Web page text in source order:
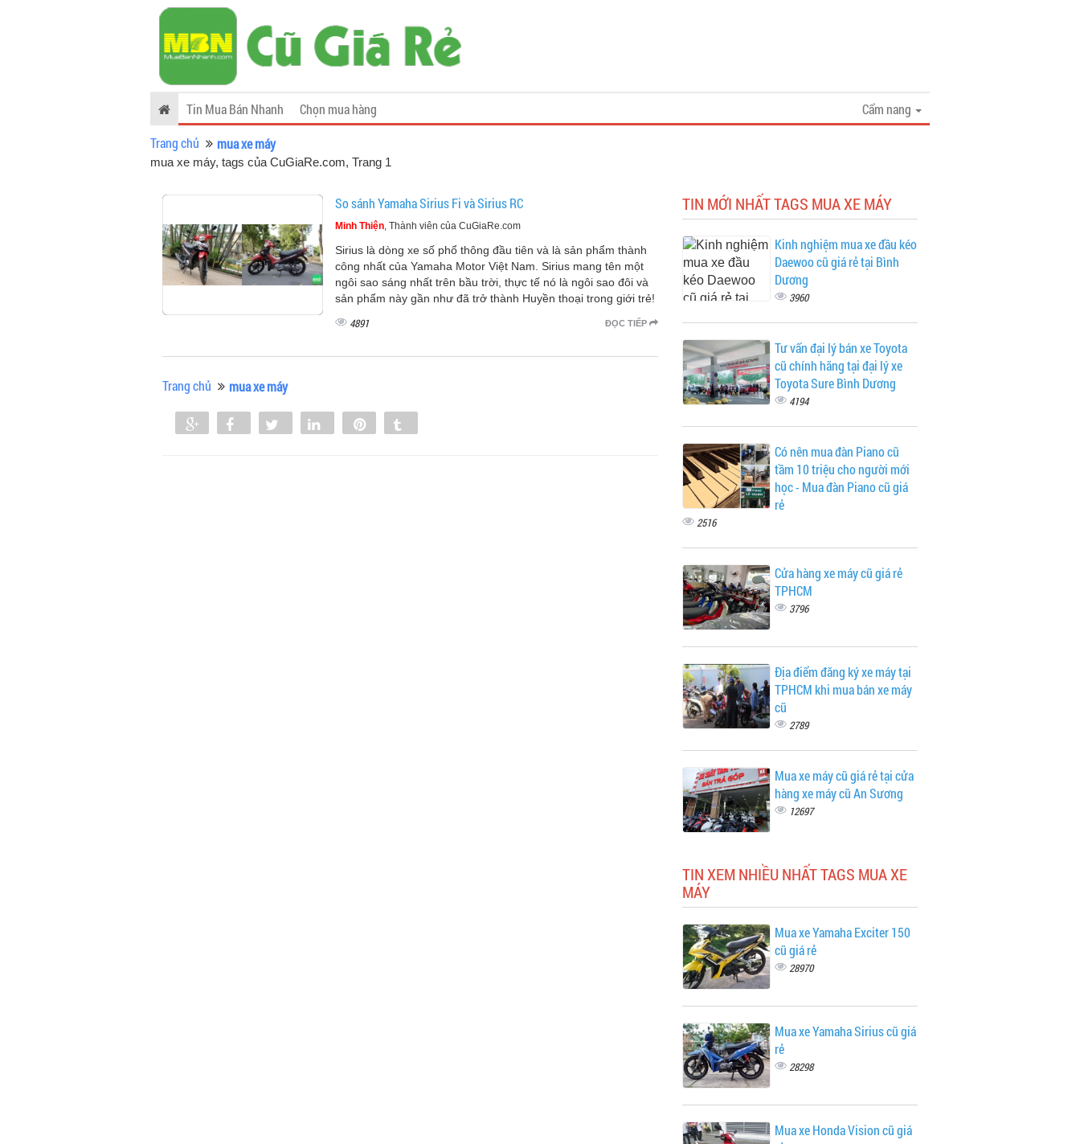
Cẩm nang
Tin Mua Bán Nhanh
Chọn mua hàng
Trang chủ
mua xe máy
mua xe máy, tags của CuGiaRe.com, Trang 1
So sánh Yamaha Sirius Fi và Sirius RC
Minh Thiện, Thành viên của CuGiaRe.com
Sirius là dòng xe số phổ thông đầu tiên và là sản phẩm thành
công nhất của Yamaha Motor Việt Nam. Sirius mang tên một
ngôi sao sáng nhất trên bầu trời, thực tế nó là ngôi sao đôi và
sản phẩm này gần như đã trở thành Huyền thoại trong giới trẻ!
ĐỌC TIẾP
4891
Trang chủ mua xe máy
Share Share Tweet Share
TIN MỚI NHẤT TAGS MUA XE MÁY
Kinh nghiệm mua xe đầu kéo
Daewoo cũ giá rẻ tại Bình
Dương
3960
Tư vấn đại lý bán xe Toyota
cũ chính hãng tại đại lý xe
Toyota Sure Bình Dương
4194
Có nên mua đàn Piano cũ
tầm 10 triệu cho người mới
học - Mua đàn Piano cũ giá
rẻ
2516
Cửa hàng xe máy cũ giá rẻ
TPHCM
3796
Địa điểm đăng ký xe máy tại
TPHCM khi mua bán xe máy
cũ
2789
Mua xe máy cũ giá rẻ tại cửa
hàng xe máy cũ An Sương
12697
TIN XEM NHIỀU NHẤT TAGS MUA XE
MÁY
Mua xe Yamaha Exciter 150
cũ giá rẻ
28970
Mua xe Yamaha Sirius cũ giá
rẻ
28298
Mua xe Honda Vision cũ giá